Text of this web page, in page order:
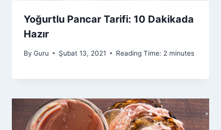
Yoğurtlu Pancar Tarifi: 10 Dakikada
Hazır
By Guru Şubat 13, 2021 Reading Time: 2 minutes